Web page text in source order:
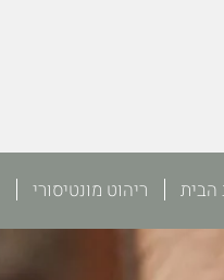
הבית ריהוט מונטיסורי